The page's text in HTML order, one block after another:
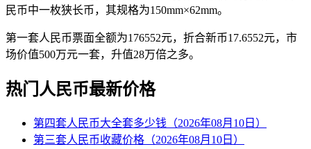
民币中一枚狭长币，其规格为150mm×62mm。
第一套人民币票面全额为176552元，折合新币17.6552元，市
场价值500万元一套，升值28万倍之多。
热门人民币最新价格
第四套人民币大全套多少钱（2026年08月10日）
第三套人民币收藏价格（2026年08月10日）